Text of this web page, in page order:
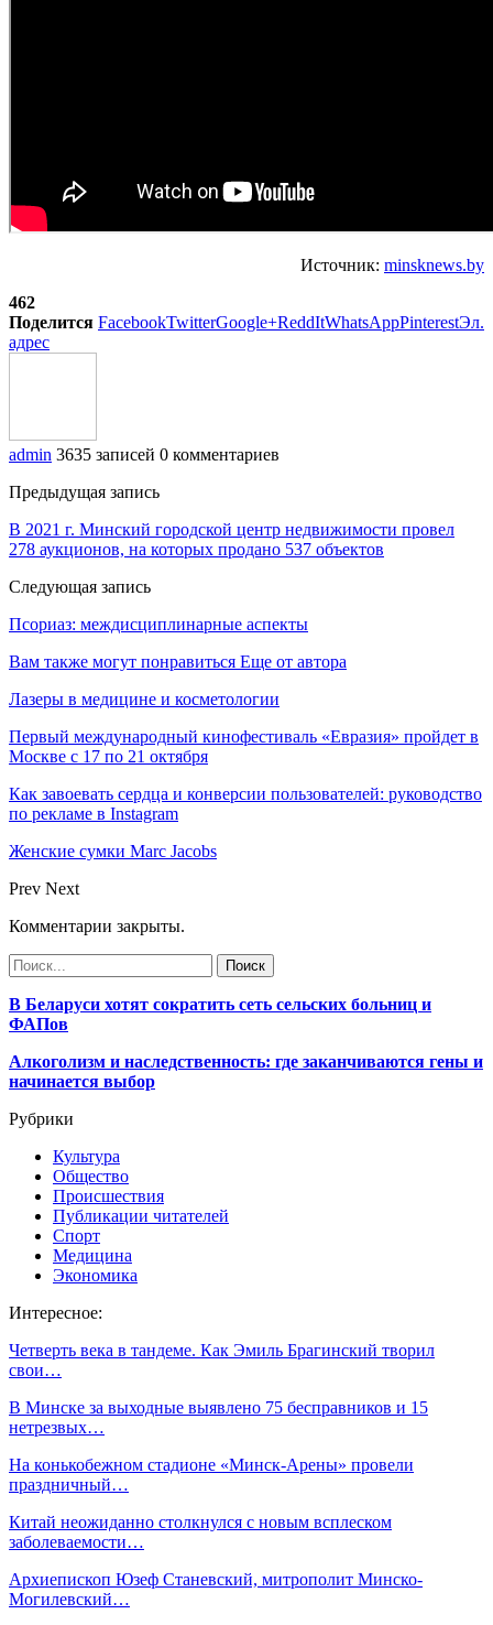
Источник: minsknews.by
462
Поделится FacebookTwitterGoogle+ReddItWhatsAppPinterestЭл.
адрес
admin 3635 записей 0 комментариев
Предыдущая запись
В 2021 г. Минский городской центр недвижимости провел
278 аукционов, на которых продано 537 объектов
Следующая запись
Псориаз: междисциплинарные аспекты
Вам также могут понравиться Еще от автора
Лазеры в медицине и косметологии
Первый международный кинофестиваль «Евразия» пройдет в
Москве с 17 по 21 октября
Как завоевать сердца и конверсии пользователей: руководство
по рекламе в Instagram
Женские сумки Marc Jacobs
Prev Next
Комментарии закрыты.
В Беларуси хотят сократить сеть сельских больниц и
ФАПов
Алкоголизм и наследственность: где заканчиваются гены и
начинается выбор
Рубрики
Культура
Общество
Происшествия
Публикации читателей
Спорт
Медицина
Экономика
Интересное:
Четверть века в тандеме. Как Эмиль Брагинский творил
свои…
В Минске за выходные выявлено 75 бесправников и 15
нетрезвых…
На конькобежном стадионе «Минск-Арены» провели
праздничный…
Китай неожиданно столкнулся с новым всплеском
заболеваемости…
Архиепископ Юзеф Станевский, митрополит Минско-
Могилевский…